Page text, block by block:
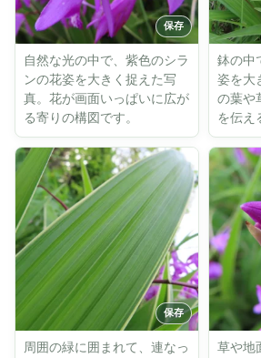
自然な光の中で、紫色のシラ
ンの花姿を大きく捉えた写
真。花が画面いっぱいに広が
る寄りの構図です。
鉢の中
姿を大
の葉や
を伝え
周囲の緑に囲まれて、連なっ
草や地